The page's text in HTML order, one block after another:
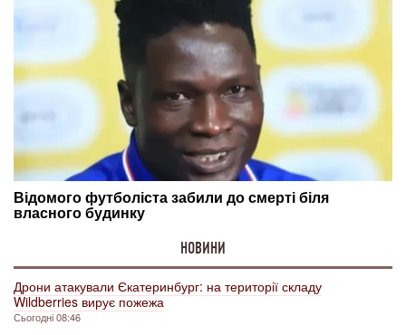
НОВИНИ
Дрони атакували Єкатеринбург: на території складу
Wildberries вирує пожежа
Сьогодні 08:46